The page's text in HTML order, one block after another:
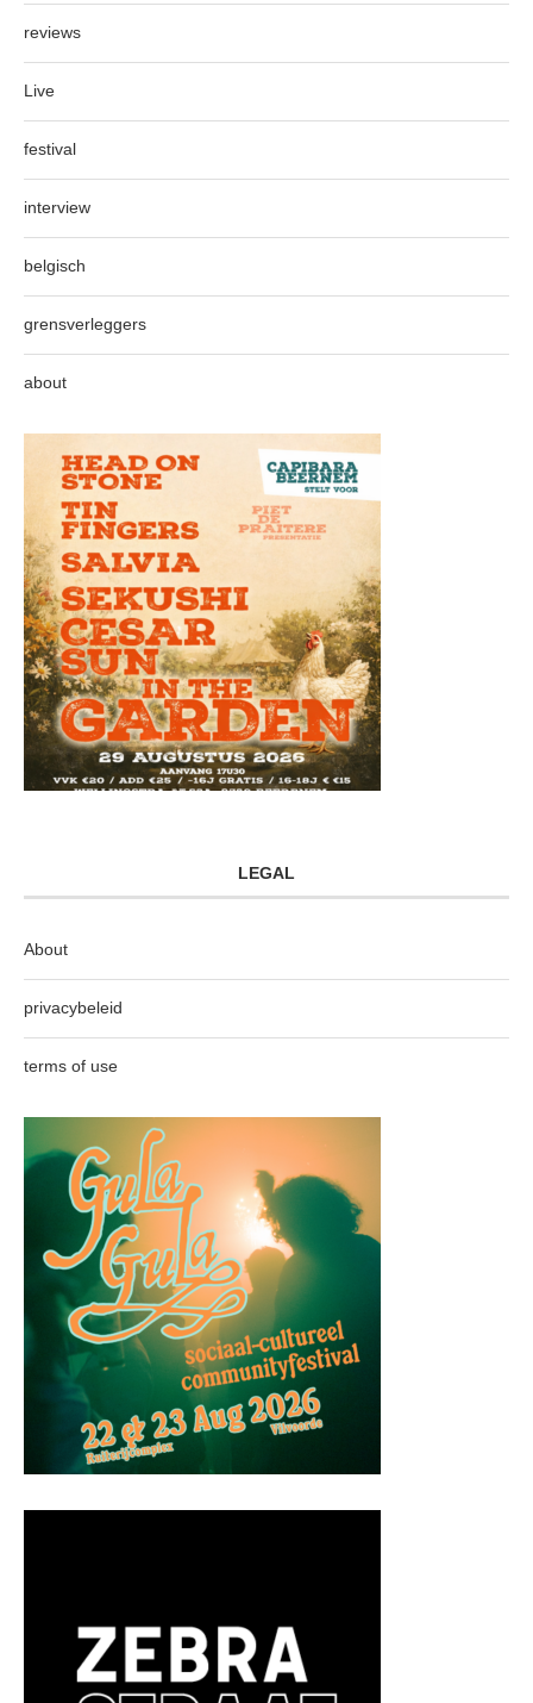
reviews
Live
festival
interview
belgisch
grensverleggers
about
LEGAL
About
privacybeleid
terms of use